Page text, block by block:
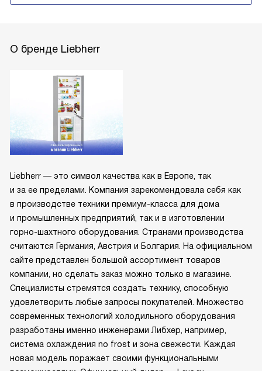
О бренде Liebherr
Liebherr — это символ качества как в Европе, так
и за ее пределами. Компания зарекомендовала себя как
в производстве техники премиум-класса для дома
и промышленных предприятий, так и в изготовлении
горно-шахтного оборудования. Странами производства
считаются Германия, Австрия и Болгария. На официальном
сайте представлен большой ассортимент товаров
компании, но сделать заказ можно только в магазине.
Специалисты стремятся создать технику, способную
удовлетворить любые запросы покупателей. Множество
современных технологий холодильного оборудования
разработаны именно инженерами Либхер, например,
система охлаждения no frost и зона свежести. Каждая
новая модель поражает своими функциональными